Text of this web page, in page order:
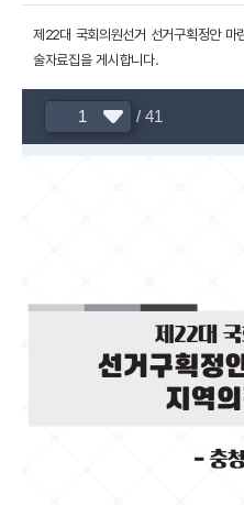
제22대 국회의원선거 선거구획정안
술자료집을 게시합니다.